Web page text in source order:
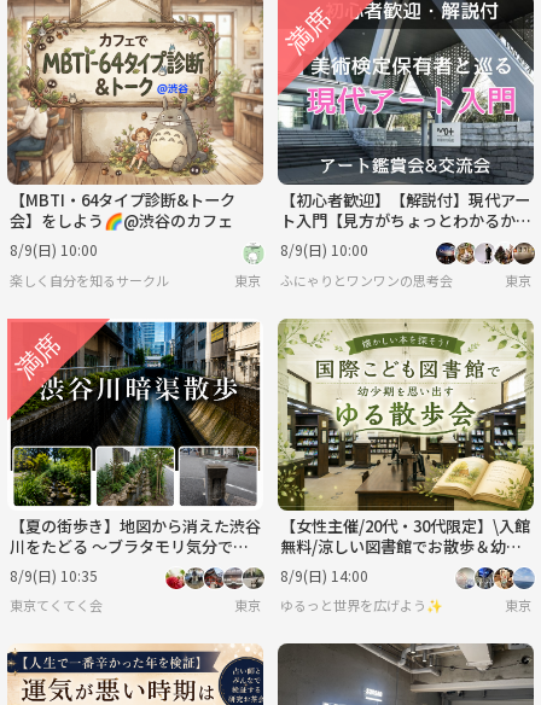
【MBTI・64タイプ診断&トーク
会】をしよう🌈@渋谷のカフェ
8/9(日) 10:00
楽しく自分を知るサークル 東京
【初心者歓迎】【解説付】現代アー
ト入門【見方がちょっとわかるか
も？】/ 美術検定保有者と巡る＠東
京都現代美術館
8/9(日) 10:00
ふにゃりとワンワンの思考会 東京
【夏の街歩き】地図から消えた渋谷
川をたどる ～ブラタモリ気分で歩
く暗渠散歩～
8/9(日) 10:35
東京てくてく会 東京
【女性主催/20代・30代限定】\入館
無料/涼しい図書館でお散歩＆幼少
期を思い出す本を探そう✨
8/9(日) 14:00
ゆるっと世界を広げよう✨ 東京